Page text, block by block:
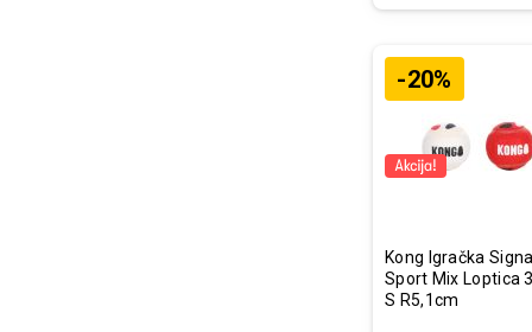
-20%
Kong Igračka
Sport Mix Loptica
S R5,1cm